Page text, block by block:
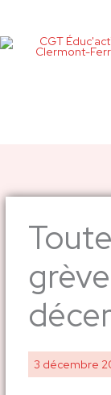
contenu
3 décembre